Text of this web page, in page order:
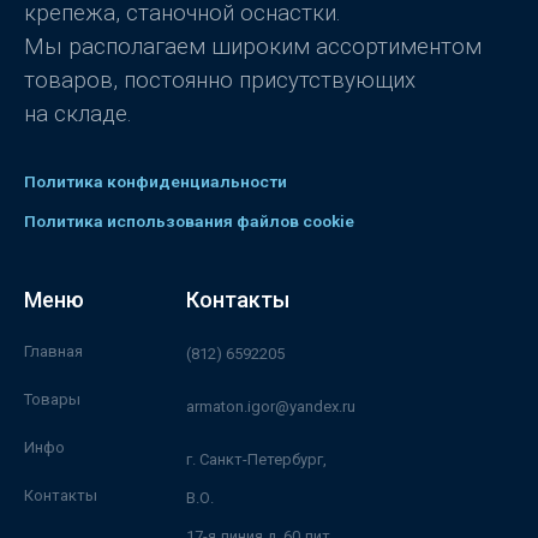
крепежа, станочной оснастки.
Мы располагаем широким ассортиментом
товаров, постоянно присутствующих
на складе.
Политика конфиденциальности
Политика использования файлов cookie
Меню
Главная
Товары
Инфо
Контакты
Контакты
(812) 6592205
armaton.igor@yandex.ru
г. Санкт-Петербург,
В.О.